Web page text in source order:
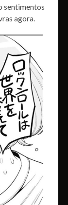
sentimentos
agora.